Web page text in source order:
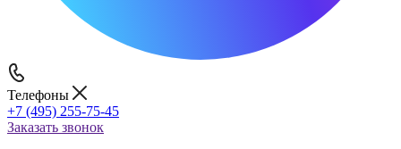
Телефоны
+7 (495) 255-75-45
Заказать звонок